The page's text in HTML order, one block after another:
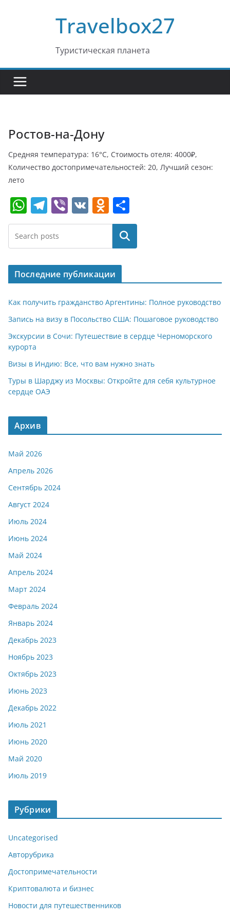
Travelbox27
Туристическая планета
Ростов-на-Дону
Средняя температура: 16°C, Стоимость отеля: 4000₽,
Количество достопримечательностей: 20, Лучший сезон:
лето
W
h
at
s
A
p
p
T
el
e
gr
a
m
Vi
b
V
K
O
d
o
kl
a
ss
ni
ki
т
п
р
в
и
т
ь
Поиск
Последние публикации
Как получить гражданство Аргентины: Полное руководство
Запись на визу в Посольство США: Пошаговое руководство
Экскурсии в Сочи: Путешествие в сердце Черноморского
курорта
Визы в Индию: Все, что вам нужно знать
Туры в Шарджу из Москвы: Откройте для себя культурное
сердце ОАЭ
Архив
Май 2026
Апрель 2026
Сентябрь 2024
Август 2024
Июль 2024
Июнь 2024
Май 2024
Апрель 2024
Март 2024
Февраль 2024
Январь 2024
Декабрь 2023
Ноябрь 2023
Октябрь 2023
Июнь 2023
Декабрь 2022
Июль 2021
Июнь 2020
Май 2020
Июль 2019
Рубрики
Uncategorised
Авторубрика
Достопримечательности
Криптовалюта и бизнес
Новости для путешественников